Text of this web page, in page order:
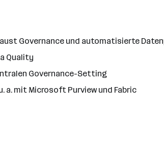
Governance und automatisierte
Quality
Governance-Setting
a. mit Microsoft Purview und Fabric